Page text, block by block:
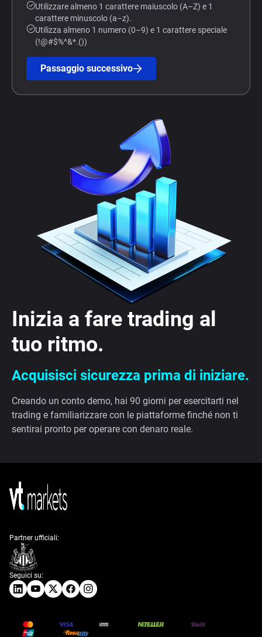
Inizia a fare trading al
tuo ritmo.
Acquisisci sicurezza prima di iniziare.
Creando un conto demo, hai 90 giorni per esercitarti nel
trading e familiarizzare con le piattaforme finché non ti
sentirai pronto per operare con denaro reale.
Utilizzare almeno 1 carattere maiuscolo (A–Z) e 1
carattere minuscolo (a–z).
Utilizza almeno 1 numero (0–9) e 1 carattere speciale
(!@#$%^&*.())
Passaggio successivo
Seguici su:
Partner ufficiali: